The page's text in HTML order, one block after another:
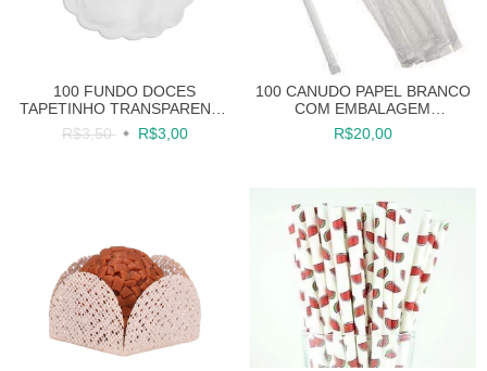
100 FUNDO DOCES
TAPETINHO TRANSPARENTE
PLÁSTICO 9 CM
R$3,50 R$3,00
100 CANUDO PAPEL BRANCO
COM EMBALAGEM
INDIVIDUAL
R$20,00